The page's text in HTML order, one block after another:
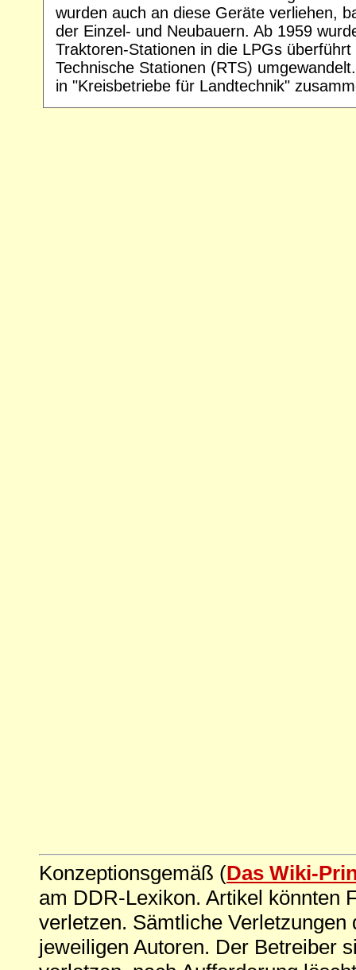
wurden auch an diese Geräte verliehen,
der Einzel- und Neubauern. Ab 1959
Traktoren-Stationen in die LPGs
Technische Stationen (RTS)
in "Kreisbetriebe für Landtechnik"
Konzeptionsgemäß (Das Wiki-
am DDR-Lexikon. Artikel könnten
verletzen. Sämtliche
jeweiligen Autoren. Der Betreiber